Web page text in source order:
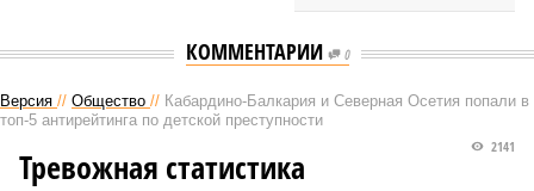
КОММЕНТАРИИ 0
Версия // Общество // Кабардино-Балкария и Северная Осетия попали в
топ-5 антирейтинга по детской преступности
2141
Тревожная статистика